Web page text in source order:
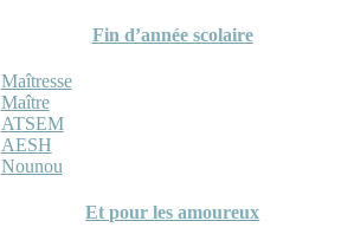
Fin d’année scolaire
Maîtresse
Maître
ATSEM
AESH
Nounou
Et pour les amoureux